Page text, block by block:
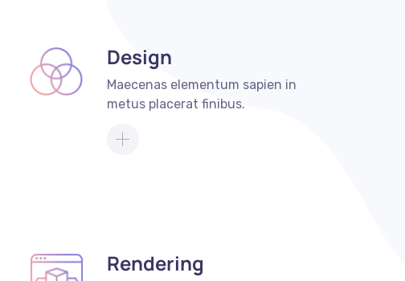
Design
Maecenas elementum sapien in
metus placerat finibus.
Rendering